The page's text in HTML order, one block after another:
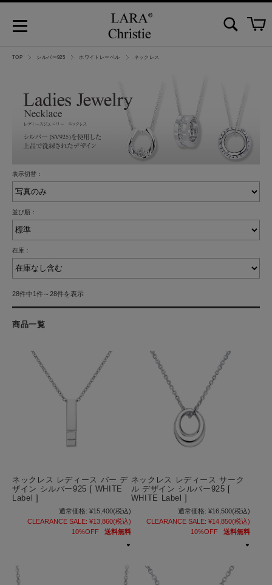
TOP シルバー925 ホワイトレーベル ネックレス
表示切替：
並び順：
在庫：
28件中1件～28件を表示
商品一覧
ネックレス レディース バー デ
ザイン シルバー925 [ WHITE
Label ]
通常価格: ¥15,400(税込)
CLEARANCE SALE: ¥13,860(税込)
10%OFF
送料無料
ネックレス レディース サーク
ル デザイン シルバー925 [
WHITE Label ]
通常価格: ¥16,500(税込)
CLEARANCE SALE: ¥14,850(税込)
10%OFF
送料無料